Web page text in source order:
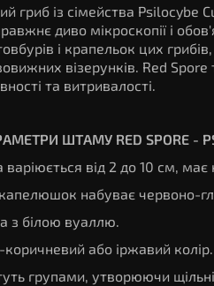
гриб із сімейства
диво мікроскопії і
і крапельок цих
візерунків. Red
та витривалості.
ШТАМУ RED SPORE -
від 2 до 10 см,
набуває червоно-
з білою вуаллю.
або іржавий колір.
групами, утворюючи щільні